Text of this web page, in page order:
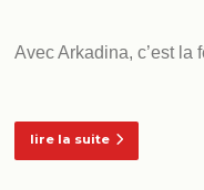
Avec Arkadina, c’est
lire la suite